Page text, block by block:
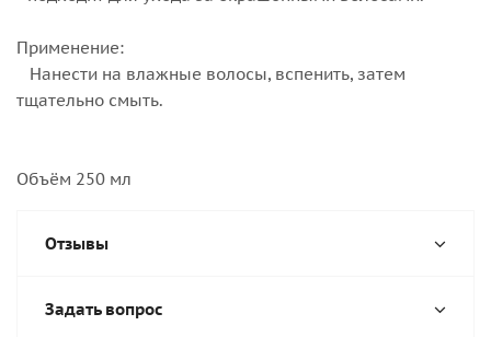
Применение:
Нанести на влажные волосы, вспенить, затем
тщательно смыть.
Объём 250 мл
Отзывы
Задать вопрос